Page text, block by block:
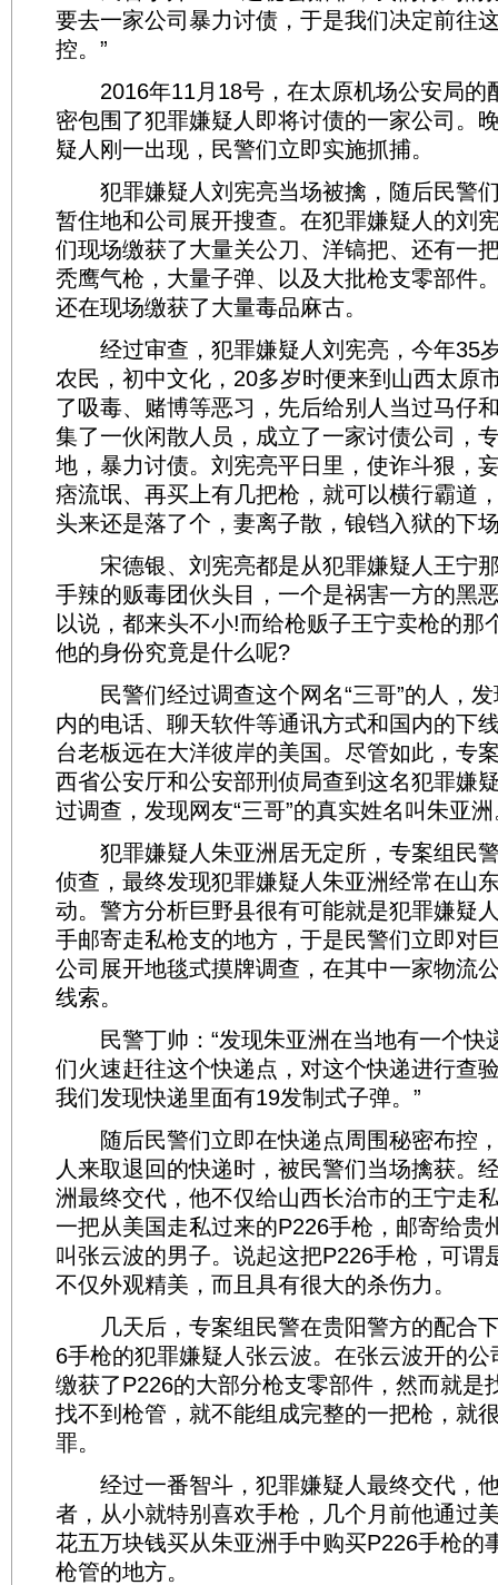
要去一家公司暴力讨债，于是我们决定前往
控。”
2016年11月18号，在太原机场公安局的
密包围了犯罪嫌疑人即将讨债的一家公司。
疑人刚一出现，民警们立即实施抓捕。
犯罪嫌疑人刘宪亮当场被擒，随后民警
暂住地和公司展开搜查。在犯罪嫌疑人的刘
们现场缴获了大量关公刀、洋镐把、还有一
秃鹰气枪，大量子弹、以及大批枪支零部件
还在现场缴获了大量毒品麻古。
经过审查，犯罪嫌疑人刘宪亮，今年35
农民，初中文化，20多岁时便来到山西太原
了吸毒、赌博等恶习，先后给别人当过马仔
集了一伙闲散人员，成立了一家讨债公司，
地，暴力讨债。刘宪亮平日里，使诈斗狠，
痞流氓、再买上有几把枪，就可以横行霸道
头来还是落了个，妻离子散，锒铛入狱的下
宋德银、刘宪亮都是从犯罪嫌疑人王宁
手辣的贩毒团伙头目，一个是祸害一方的黑
以说，都来头不小!而给枪贩子王宁卖枪的那
他的身份究竟是什么呢?
民警们经过调查这个网名“三哥”的人，发
内的电话、聊天软件等通讯方式和国内的下
台老板远在大洋彼岸的美国。尽管如此，专
西省公安厅和公安部刑侦局查到这名犯罪嫌
过调查，发现网友“三哥”的真实姓名叫朱亚
犯罪嫌疑人朱亚洲居无定所，专案组民
侦查，最终发现犯罪嫌疑人朱亚洲经常在山
动。警方分析巨野县很有可能就是犯罪嫌疑
手邮寄走私枪支的地方，于是民警们立即对
公司展开地毯式摸牌调查，在其中一家物流
线索。
民警丁帅：“发现朱亚洲在当地有一个快
们火速赶往这个快递点，对这个快递进行查
我们发现快递里面有19发制式子弹。”
随后民警们立即在快递点周围秘密布控
人来取退回的快递时，被民警们当场擒获。
洲最终交代，他不仅给山西长治市的王宁走
一把从美国走私过来的P226手枪，邮寄给贵
叫张云波的男子。说起这把P226手枪，可谓
不仅外观精美，而且具有很大的杀伤力。
几天后，专案组民警在贵阳警方的配合
6手枪的犯罪嫌疑人张云波。在张云波开的
缴获了P226的大部分枪支零部件，然而就是
找不到枪管，就不能组成完整的一把枪，就
罪。
经过一番智斗，犯罪嫌疑人最终交代，
者，从小就特别喜欢手枪，几个月前他通过
花五万块钱买从朱亚洲手中购买P226手枪的
枪管的地方。